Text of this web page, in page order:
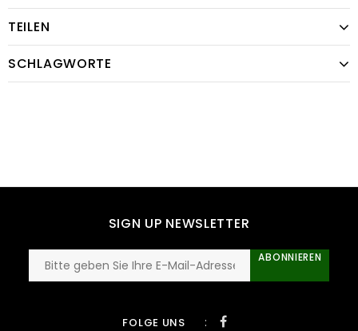
TEILEN
SCHLAGWORTE
SIGN UP NEWSLETTER
ABONNIEREN
FOLGE UNS :